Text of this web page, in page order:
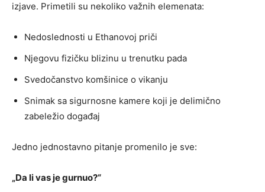
izjave. Primetili su nekoliko važnih elemenata:
Nedoslednosti u Ethanovoj priči
Njegovu fizičku blizinu u trenutku pada
Svedočanstvo komšinice o vikanju
Snimak sa sigurnosne kamere koji je delimično
zabeležio događaj
Jedno jednostavno pitanje promenilo je sve:
„Da li vas je gurnuo?“